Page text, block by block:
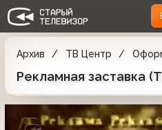
Архив ТВ Центр
Рекламная заставка